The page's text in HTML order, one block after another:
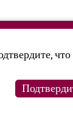
втулка с